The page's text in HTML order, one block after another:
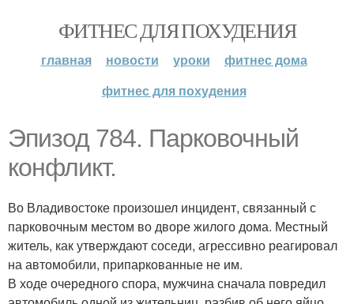
ФИТНЕС ДЛЯ ПОХУДЕНИЯ
главная новости уроки
фитнес дома
фитнес для похудения
Эпизод 784. Парковочный
конфликт.
Во Владивостоке произошел инцидент, связанный с
парковочным местом во дворе жилого дома. Местный
житель, как утверждают соседи, агрессивно реагировал
на автомобили, припаркованные не им.
В ходе очередного спора, мужчина сначала повредил